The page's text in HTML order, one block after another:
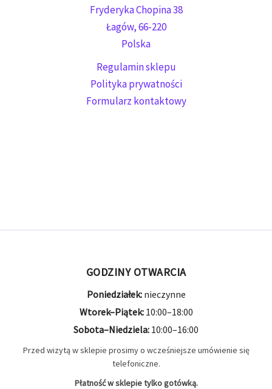
Fryderyka Chopina 38
Łagów,66-220
Polska
Regulamin sklepu
Polityka prywatności
Formularz kontaktowy
GODZINY OTWARCIA
Poniedziałek:nieczynne
Wtorek–Piątek:10:00–18:00
Sobota–Niedziela: 10:00–16:00
Przed wizytą w sklepie prosimy o wcześniejsze umówienie się
telefoniczne.
Płatność w sklepie tylko gotówką.